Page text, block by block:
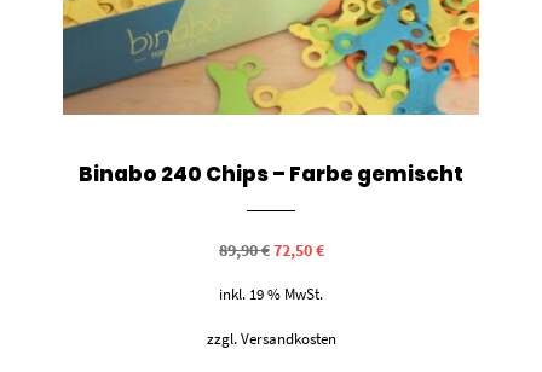
Binabo 240 Chips – Farbe gemischt
89,90€Ursprünglicher
Preis
89,90 €
72,50€Aktueller
72,50 €.
inkl. 19 % MwSt.
zzgl. Versandkosten